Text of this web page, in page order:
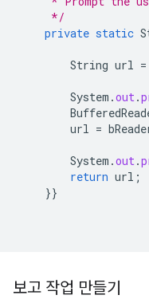
     */
private static
String url =
System .out.
url =
System .out.
return url ;
}}
보고 작업 만들기